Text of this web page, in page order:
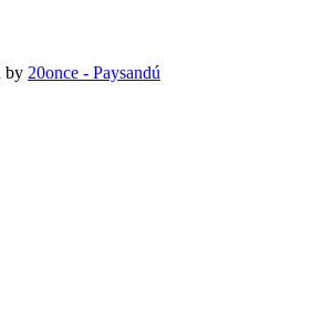
by 20once - Paysandú